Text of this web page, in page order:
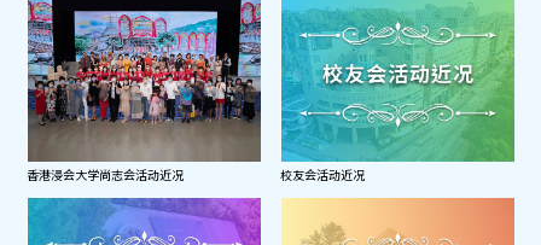
香港浸会大学尚志会活动近况 校友会活动近况